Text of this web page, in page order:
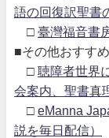
語の回復訳聖書
□ 臺灣福音書
■その他おすす
□ 聴障者世界
会案内、聖書真
□ eManna
説を毎日配信）